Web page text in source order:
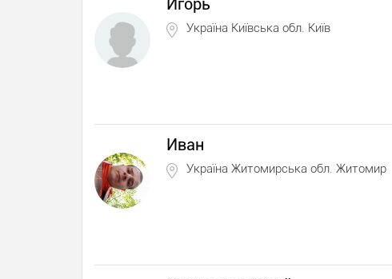
Игорь
Україна Київська обл. Київ
Иван
Україна Житомирська обл. Житомир